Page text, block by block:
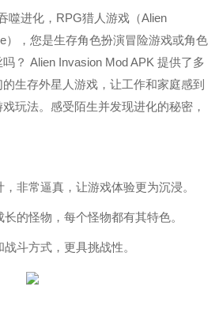
噬进化，RPG猎人游戏（Alien
），您是生存角色扮演冒险游戏或角色
？ Alien Invasion Mod APK 提供了多
生存外星人游戏，让工作和家庭感到
玩法。感受陌生并发现进化的秘密，
非常逼真，让游戏体验更为沉浸。
的怪物，每个怪物都有其特色。
斗方式，更具挑战性。